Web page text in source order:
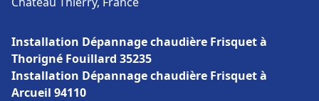
Installation Dépannage chaudière Frisquet à
Thorigné Fouillard 35235
Installation Dépannage chaudière Frisquet à
Arcueil 94110